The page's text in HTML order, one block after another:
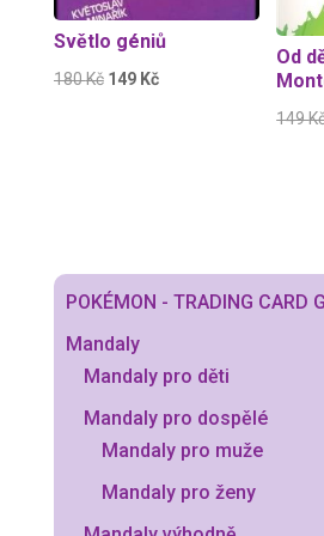
Světlo géniů
180Kč Původní
149 KčAktuální
Od
149
POKÉMON - TRADING CARD
Mandaly
Mandaly pro děti
Mandaly pro dospělé
Mandaly pro muže
Mandaly pro ženy